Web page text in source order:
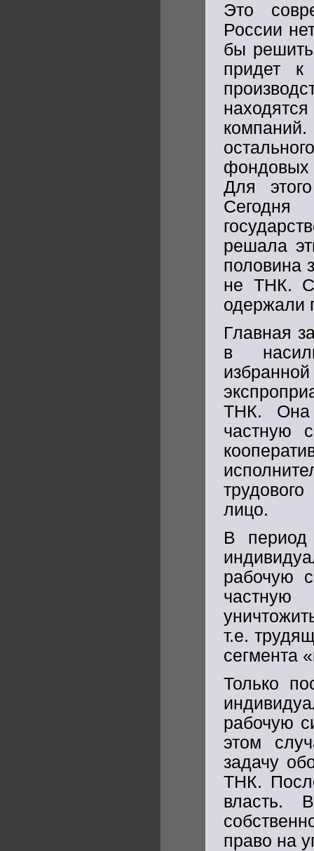
Это
России
бы
придет к
фондовых
Для
Сегодня
решала
половина
не ТНК. С
одержали
Главная
в
ТНК. Она
частную
лицо.
В период
рабочую
т.е.
сегмента
Только
рабочую
этом
задачу
ТНК.
власть.
право на